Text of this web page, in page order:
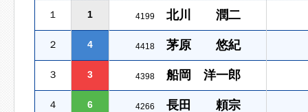
１ 1 4199 北川 潤二
２ 4 4418 茅原 悠紀
３ 3 4398 船岡 洋一郎
４ 6 4266 長田 頼宗